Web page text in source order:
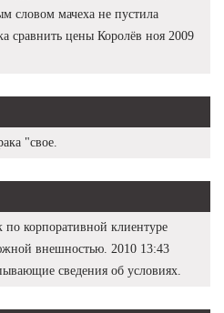
словом мачеха не пустила
сравнить цены Королёв ноя 2009
"свое.
по корпоративной клиентуре
внешностью. 2010 13:43
сведения об условиях.